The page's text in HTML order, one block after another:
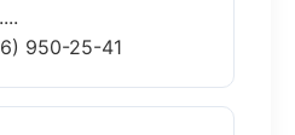
950-25-41